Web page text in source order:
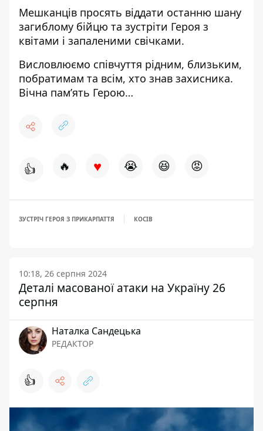
Мешканців просять віддати останню шану
загиблому бійцю та зустріти Героя з
квітами і запаленими свічками.
Висловлюємо співчуття рідним, близьким,
побратимам та всім, хто знав захисника.
Вічна пам’ять Герою…
👍 🔥 ♥ 😭 😆 😡
ЗУСТРІЧ ГЕРОЯ З ПРИКАРПАТТЯ КОСІВ
10:18, 26 серпня 2024
Деталі масованої атаки на Україну 26
серпня
Наталка Сандецька
РЕДАКТОР
👍